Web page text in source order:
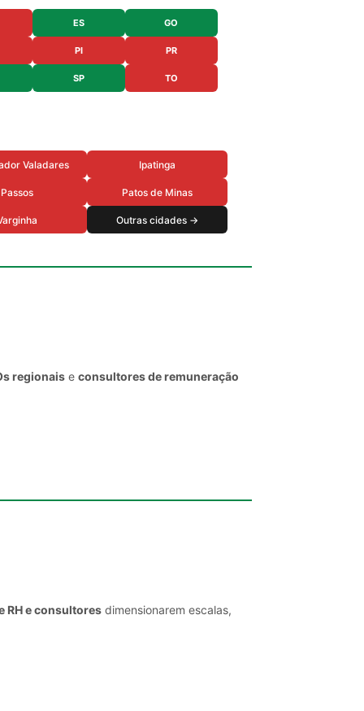
ES GO
PI PR
SP TO
Valadares Ipatinga
Passos Patos de Minas
Outras cidades →
regionais e consultores de remuneração
RH e consultores dimensionarem escalas,